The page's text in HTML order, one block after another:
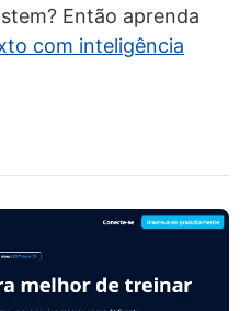
Então aprenda
com inteligência